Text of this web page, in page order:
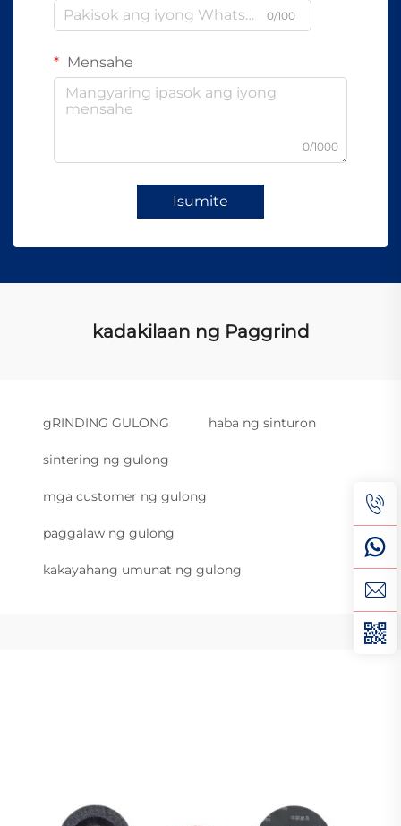
0/100
Mensahe
0/1000
Isumite
kadakilaan ng Paggrind
gRINDING GULONG haba ng sinturon
sintering ng gulong
mga customer ng gulong
paggalaw ng gulong
kakayahang umunat ng gulong